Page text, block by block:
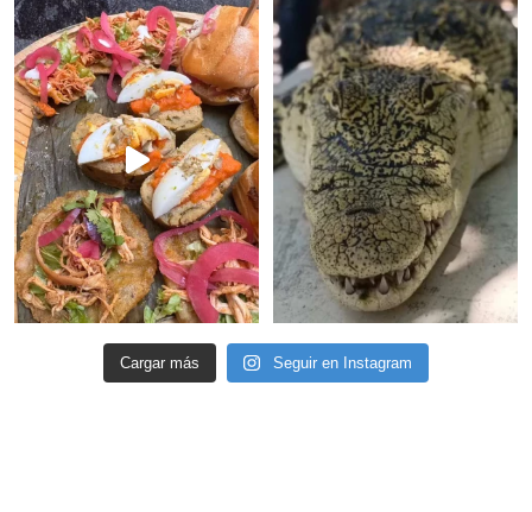
Cargar más Seguir en Instagram